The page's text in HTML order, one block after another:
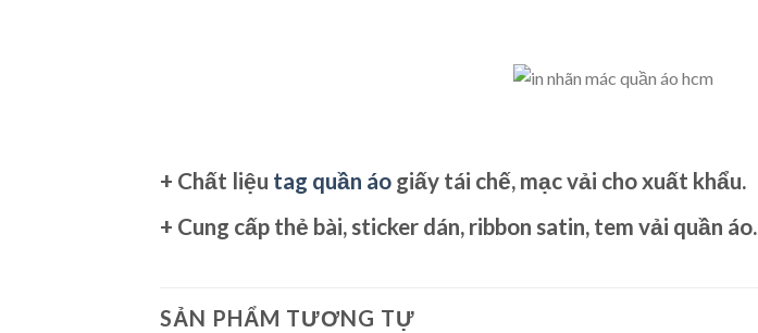
+ Chất liệu tag quần áo giấy tái chế, mạc vải cho xuất khẩu.
+ Cung cấp thẻ bài, sticker dán, ribbon satin, tem vải quần áo.
SẢN PHẨM TƯƠNG TỰ